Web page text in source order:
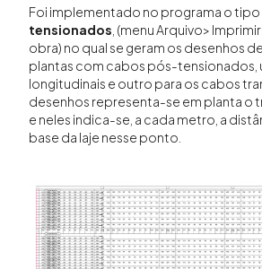
Foi implementado no programa o
tensionados , (menu Arquivo>
obra) no qual se geram os desenhos
plantas com cabos pós-tensionados,
longitudinais e outro para os cabos
desenhos representa-se em planta o
e neles indica-se, a cada metro, a
base da laje nesse ponto.